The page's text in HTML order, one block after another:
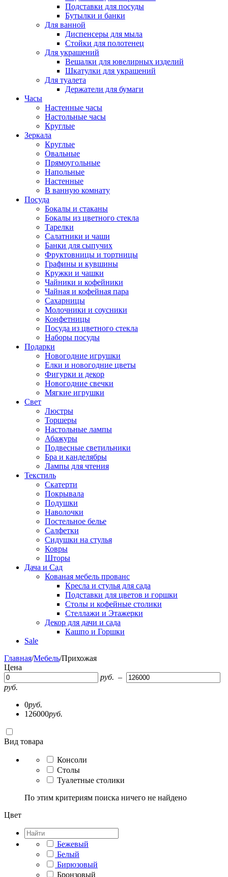
Подставки для посуды
Бутылки и банки
Для ванной
Диспенсеры для мыла
Стойки для полотенец
Для украшений
Вешалки для ювелирных изделий
Шкатулки для украшений
Для туалета
Держатели для бумаги
Часы
Настенные часы
Настольные часы
Круглые
Зеркала
Круглые
Овальные
Прямоугольные
Напольные
Настенные
В ванную комнату
Посуда
Бокалы и стаканы
Бокалы из цветного стекла
Тарелки
Салатники и чаши
Банки для сыпучих
Фруктовницы и тортницы
Графины и кувшины
Кружки и чашки
Чайники и кофейники
Чайная и кофейная пара
Сахарницы
Молочники и соусники
Конфетницы
Посуда из цветного стекла
Наборы посуды
Подарки
Новогодние игрушки
Елки и новогодние цветы
Фигурки и декор
Новогодние свечки
Мягкие игрушки
Свет
Люстры
Торшеры
Настольные лампы
Абажуры
Подвесные светильники
Бра и канделябры
Лампы для чтения
Текстиль
Скатерти
Покрывала
Подушки
Наволочки
Постельное белье
Салфетки
Сидушки на стулья
Ковры
Шторы
Дача и Сад
Кованая мебель прованс
Кресла и стулья для сада
Подставки для цветов и горшки
Столы и кофейные столики
Стеллажи и Этажерки
Декор для дачи и сада
Кашпо и Горшки
Sale
Главная/Мебель/Прихожая
Цена
руб. –
руб.
0руб.
126000руб.
Вид товара
Консоли
Столы
Туалетные столики
По этим критериям поиска ничего не найдено
Цвет
Бежевый
Белый
Бирюзовый
Бронзовый